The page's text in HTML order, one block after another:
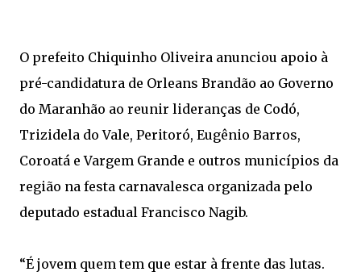
O prefeito Chiquinho Oliveira anunciou apoio à
pré-candidatura de Orleans Brandão ao Governo
do Maranhão ao reunir lideranças de Codó,
Trizidela do Vale, Peritoró, Eugênio Barros,
Coroatá e Vargem Grande e outros municípios da
região na festa carnavalesca organizada pelo
deputado estadual Francisco Nagib.
“É jovem quem tem que estar à frente das lutas.